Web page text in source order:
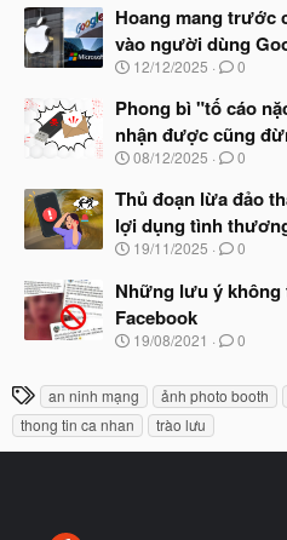
đ
ầ
u
à
b
ắ
đ
ầ
u
Hoang mang trước
vào người dùng
N
à
b
ắ
đ
ầ
u
12/12/2025 0
Phong bì "tố cáo
nhận được cũng
N
à
b
ắ
đ
ầ
u
08/12/2025 0
Thủ đoạn lừa đảo
lợi dụng tình
N
à
b
ắ
đ
ầ
u
19/11/2025 0
Những lưu ý không
Facebook
N
y
b
ắ
t
19/08/2021 0
T
h
ẻ
an ninh mạng ảnh photo booth
thong tin ca nhan
trào lưu